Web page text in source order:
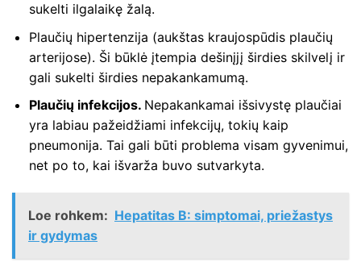
sukelti ilgalaikę žalą.
Plaučių hipertenzija (aukštas kraujospūdis plaučių
arterijose). Ši būklė įtempia dešinįjį širdies skilvelį ir
gali sukelti širdies nepakankamumą.
Plaučių infekcijos. Nepakankamai išsivystę plaučiai
yra labiau pažeidžiami infekcijų, tokių kaip
pneumonija. Tai gali būti problema visam gyvenimui,
net po to, kai išvarža buvo sutvarkyta.
Loe rohkem: Hepatitas B: simptomai, priežastys
ir gydymas